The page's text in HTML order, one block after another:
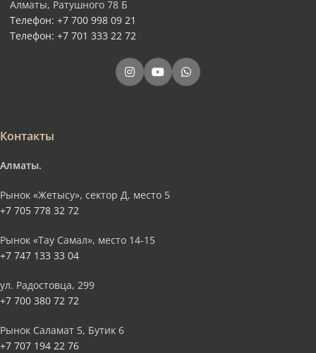
Алматы, Ратушного 78 Б
Телефон: +7 700 998 09 21
Телефон: +7 701 333 22 72
Контакты
Алматы.
Рынок «Жетысу», сектор Д, место 5
+7 705 778 32 72
Рынок «Тау Самал», место 14-15
+7 747 133 33 04
ул. Радостовца, 299
+7 700 380 72 72
Рынок Саламат 5, Бутик 6
+7 707 194 22 76